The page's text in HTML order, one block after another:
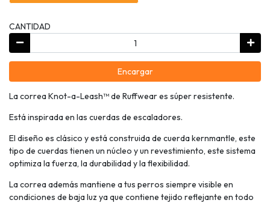
CANTIDAD
Encargar
La correa Knot-a-Leash™ de Ruffwear es súper resistente.
Está inspirada en las cuerdas de escaladores.
El diseño es clásico y está construida de cuerda kernmantle, este
tipo de cuerdas tienen un núcleo y un revestimiento, este sistema
optimiza la fuerza, la durabilidad y la flexibilidad.
La correa además mantiene a tus perros siempre visible en
condiciones de baja luz ya que contiene tejido reflejante en todo